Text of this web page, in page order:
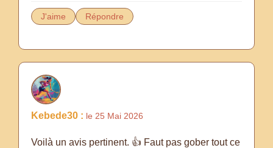
J'aime Répondre
Kebede30 : le 25 Mai 2026
Voilà un avis pertinent. 👍 Faut pas gober tout ce